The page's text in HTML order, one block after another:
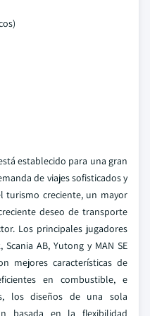
establecido para una gran
de viajes sofisticados y
turismo creciente, un mayor
deseo de transporte
Los principales jugadores
AB, Yutong y MAN SE
mejores características de
en combustible, e
los diseños de una sola
basada en la flexibilidad